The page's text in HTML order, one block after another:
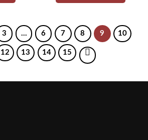
3 … 6 7 8 9 10
12 13 14 15